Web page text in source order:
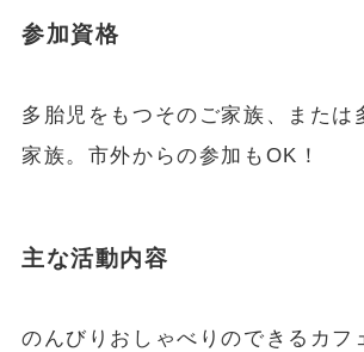
参加資格
多胎児をもつそのご家族、または
家族。市外からの参加もOK！
主な活動内容
のんびりおしゃべりのできるカフ